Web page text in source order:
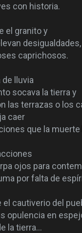
con historia.
el granito y
desigualdades,
caprichosos.
de lluvia
socava la tierra y
las terrazas o los
caer
que la muerte
ojos para
por falta de
el cautiverio del
opulencia en
la tierra...